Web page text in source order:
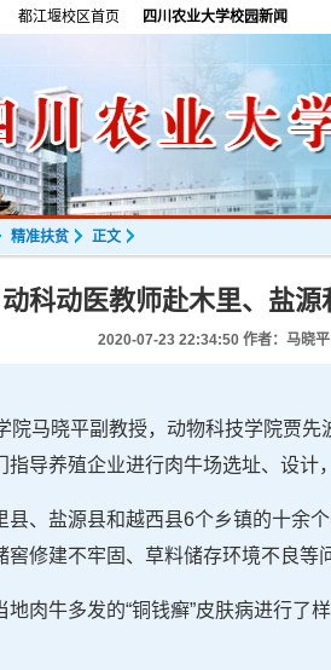
都江堰校区首页 四川农业大学校园新闻
精准扶贫 正文
动科动医教师赴木里、盐
2020-07-23 22:34:50 作者：马晓
院马晓平副教授，动物科技学院贾
导养殖企业进行肉牛场选址、设计
县、盐源县和越西县6个乡镇的十余
修建不牢固、草料储存环境不良等
地肉牛多发的“铜钱癣”皮肤病进行